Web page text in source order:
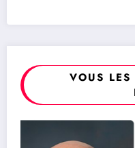
VOUS LES
SUD-KIVU/